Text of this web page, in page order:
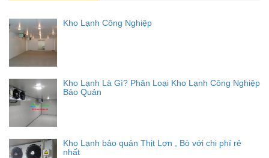
Kho Lạnh Công Nghiệp
Kho Lạnh Là Gì? Phân Loại Kho Lạnh Công Nghiệp
Bảo Quản
Kho Lạnh bảo quản Thịt Lợn , Bò với chi phí rẻ
nhất